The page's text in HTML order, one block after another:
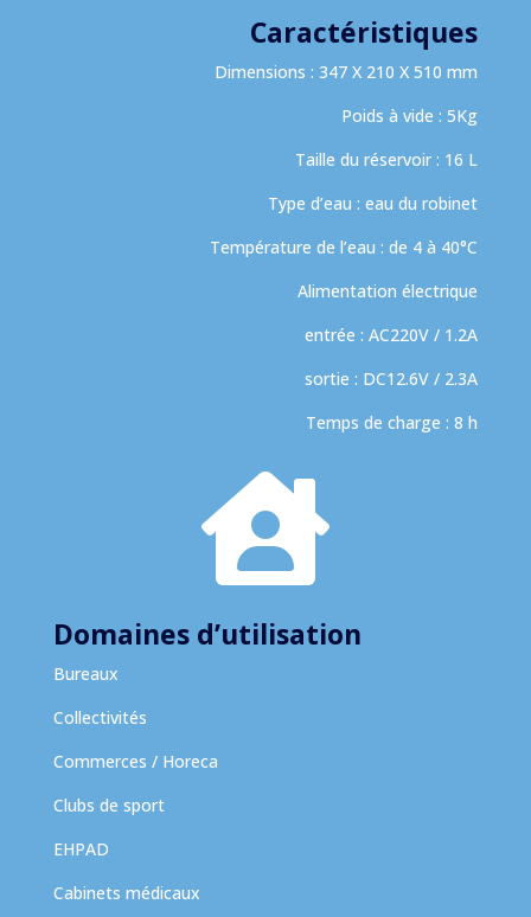
Caractéristiques
Dimensions : 347 X 210 X 510 mm
Poids à vide : 5Kg
Taille du réservoir : 16 L
Type d’eau : eau du robinet
Température de l’eau : de 4 à 40°C
Alimentation électrique
entrée : AC220V / 1.2A
sortie : DC12.6V / 2.3A
Temps de charge : 8 h

Domaines d’utilisation
Bureaux
Collectivités
Commerces / Horeca
Clubs de sport
EHPAD
Cabinets médicaux